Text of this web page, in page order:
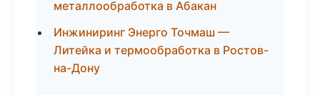
металлообработка в Абакан
Инжиниринг Энерго Точмаш —
Литейка и термообработка в Ростов-
на-Дону